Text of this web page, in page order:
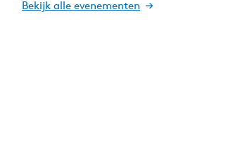
Bekijk alle evenementen